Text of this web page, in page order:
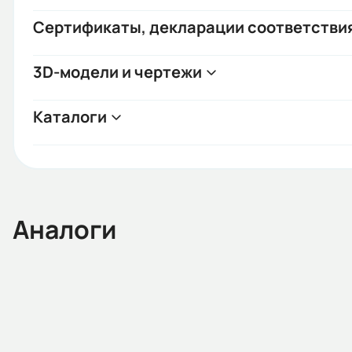
Сертификаты, декларации
3D-модели и чертежи
Каталоги
Аналоги